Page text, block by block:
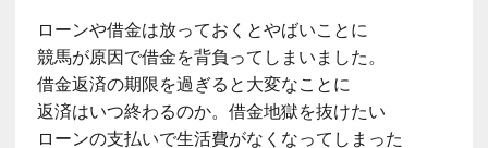
ローンや借金は放っておくとやばいことに
競馬が原因で借金を背負ってしまいました。
借金返済の期限を過ぎると大変なことに
返済はいつ終わるのか。借金地獄を抜けたい
ローンの支払いで生活費がなくなってしまった